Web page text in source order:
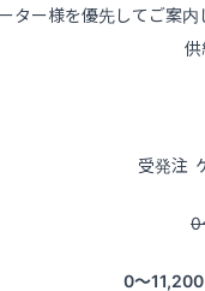
ター様を優先してご案内
受発注
0
0〜11,200